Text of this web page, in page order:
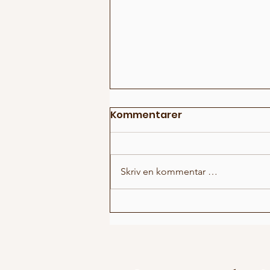
Fun Fact Battle
Kommentarer
Skriv en kommentar …